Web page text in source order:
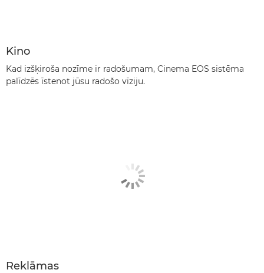
Kino
Kad izšķiroša nozīme ir radošumam, Cinema EOS sistēma
palīdzēs īstenot jūsu radošo vīziju.
Reklāmas